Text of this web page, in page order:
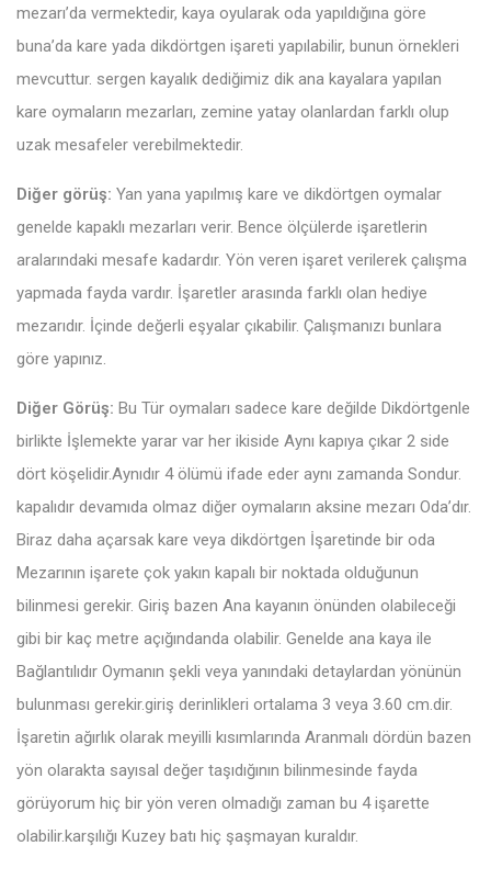
mezarı’da vermektedir, kaya oyularak oda yapıldığına göre
buna’da kare yada dikdörtgen işareti yapılabilir, bunun örnekleri
mevcuttur. sergen kayalık dediğimiz dik ana kayalara yapılan
kare oymaların mezarları, zemine yatay olanlardan farklı olup
uzak mesafeler verebilmektedir.
Diğer görüş: Yan yana yapılmış kare ve dikdörtgen oymalar
genelde kapaklı mezarları verir. Bence ölçülerde işaretlerin
aralarındaki mesafe kadardır. Yön veren işaret verilerek çalışma
yapmada fayda vardır. İşaretler arasında farklı olan hediye
mezarıdır. İçinde değerli eşyalar çıkabilir. Çalışmanızı bunlara
göre yapınız.
Diğer Görüş: Bu Tür oymaları sadece kare değilde Dikdörtgenle
birlikte İşlemekte yarar var her ikiside Aynı kapıya çıkar 2 side
dört köşelidir.Aynıdır 4 ölümü ifade eder aynı zamanda Sondur.
kapalıdır devamıda olmaz diğer oymaların aksine mezarı Oda’dır.
Biraz daha açarsak kare veya dikdörtgen İşaretinde bir oda
Mezarının işarete çok yakın kapalı bir noktada olduğunun
bilinmesi gerekir. Giriş bazen Ana kayanın önünden olabileceği
gibi bir kaç metre açığındanda olabilir. Genelde ana kaya ile
Bağlantılıdır Oymanın şekli veya yanındaki detaylardan yönünün
bulunması gerekir.giriş derinlikleri ortalama 3 veya 3.60 cm.dir.
İşaretin ağırlık olarak meyilli kısımlarında Aranmalı dördün bazen
yön olarakta sayısal değer taşıdığının bilinmesinde fayda
görüyorum hiç bir yön veren olmadığı zaman bu 4 işarette
olabilir.karşılığı Kuzey batı hiç şaşmayan kuraldır.